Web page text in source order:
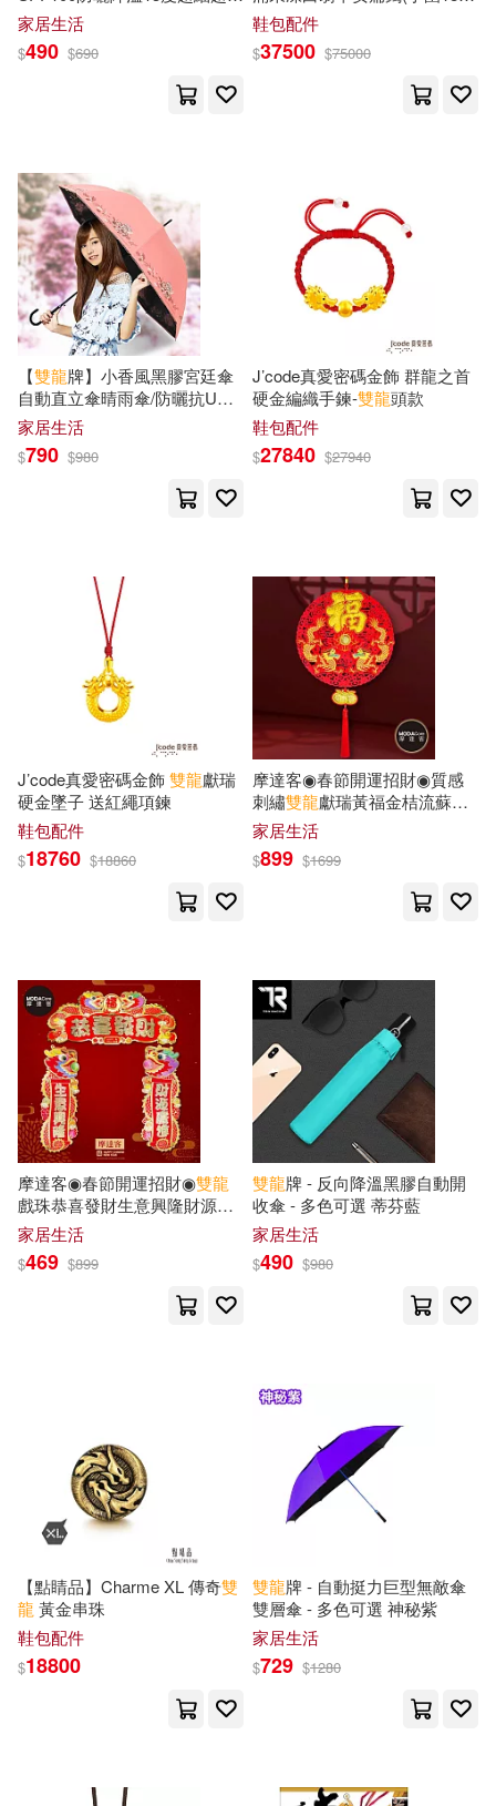
羽毛傘/迷你傘/摺疊傘/晴雨傘
B6573 湖水綠
家居生活
$490 $690
19)【雕刻飾品鐲】 19 白翡翠
鞋包配件
$37500 $75000
【雙龍牌】小香風黑膠宮廷傘
自動直立傘晴雨傘/防曬抗UV
陽傘A8027D 香頌粉
家居生活
$790 $980
J’code真愛密碼金飾 群龍之首
硬金編織手鍊-雙龍頭款
鞋包配件
$27840 $27940
J’code真愛密碼金飾雙龍獻瑞
硬金墜子 送紅繩項鍊
鞋包配件
$18760 $18860
摩達客◉春節開運招財◉質感
刺繡雙龍獻瑞黃福金桔流蘇掛
飾吊飾
家居生活
$899 $1699
摩達客◉春節開運招財◉雙龍
戲珠恭喜發財生意興隆財源廣
進門聯三片組-橫批+左右對聯
春聯
家居生活
$469 $899
雙龍牌 - 反向降溫黑膠自動開
收傘 - 多色可選 蒂芬藍
家居生活
$490 $980
【點睛品】Charme XL 傳奇雙
龍 黃金串珠
鞋包配件
$18800
雙龍牌 - 自動挺力巨型無敵傘
雙層傘 - 多色可選 神秘紫
家居生活
$729 $1280